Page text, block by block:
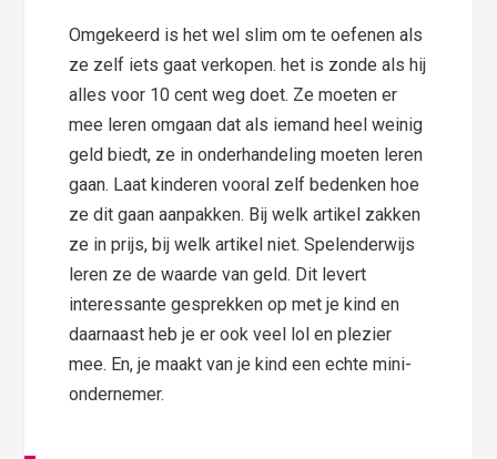
Omgekeerd is het wel slim om te oefenen als
ze zelf iets gaat verkopen. het is zonde als hij
alles voor 10 cent weg doet. Ze moeten er
mee leren omgaan dat als iemand heel weinig
geld biedt, ze in onderhandeling moeten leren
gaan. Laat kinderen vooral zelf bedenken hoe
ze dit gaan aanpakken. Bij welk artikel zakken
ze in prijs, bij welk artikel niet. Spelenderwijs
leren ze de waarde van geld. Dit levert
interessante gesprekken op met je kind en
daarnaast heb je er ook veel lol en plezier
mee. En, je maakt van je kind een echte mini-
ondernemer.